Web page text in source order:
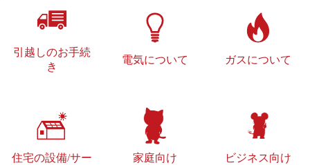
引越しのお手続
き
電気について ガスについて
住宅の設備/サー
家庭向け
ビジネス向け